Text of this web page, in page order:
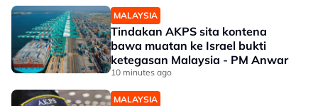
MALAYSIA
Tindakan AKPS sita kontena
bawa muatan ke Israel bukti
ketegasan Malaysia - PM Anwar
10 minutes ago
MALAYSIA